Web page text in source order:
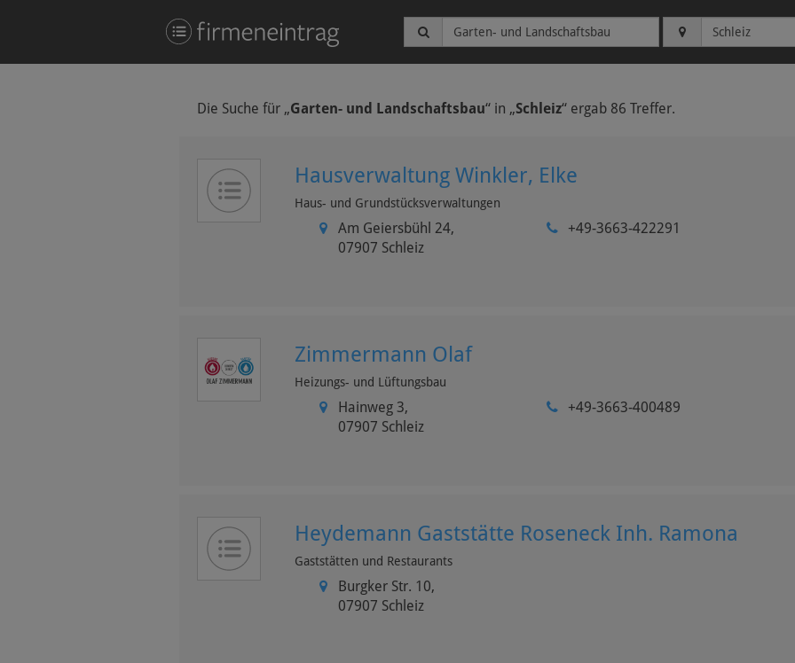
Die Suche für „Garten- und Landschaftsbau“ in „Schleiz“ ergab 86 Treffer.
Hausverwaltung Winkler, Elke
Haus- und Grundstücksverwaltungen
Am Geiersbühl 24,
07907 Schleiz
+49-3663-422291
Zimmermann Olaf
Heizungs- und Lüftungsbau
Hainweg 3,
07907 Schleiz
+49-3663-400489
Heydemann Gaststätte Roseneck Inh. Ramona
Gaststätten und Restaurants
Burgker Str. 10,
07907 Schleiz